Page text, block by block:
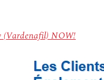
(Vardenafil) NOW!